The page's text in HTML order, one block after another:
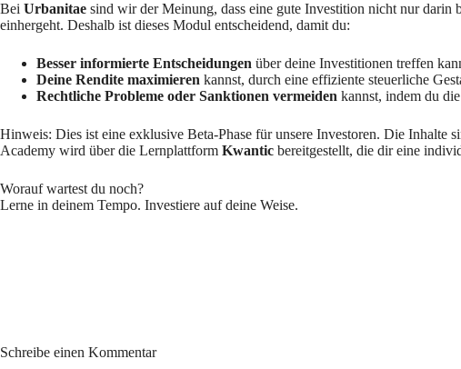
Bei Urbanitae sind wir der Meinung, dass eine gute Investition nicht nur darin
einhergeht. Deshalb ist dieses Modul entscheidend, damit du:
Besser informierte Entscheidungen über deine Investitionen treffen
Deine Rendite maximieren kannst, durch eine effiziente steuerliche
Rechtliche Probleme oder Sanktionen vermeiden kannst, indem du
Hinweis: Dies ist eine exklusive Beta-Phase für unsere Investoren. Die
Academy wird über die Lernplattform Kwantic bereitgestellt, die dir eine
Worauf wartest du noch?
Lerne in deinem Tempo. Investiere auf deine Weise.
Schreibe einen Kommentar